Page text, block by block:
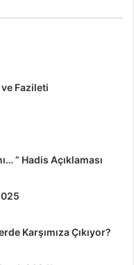
Fazileti
” Hadis Açıklaması
Karşımıza Çıkıyor?